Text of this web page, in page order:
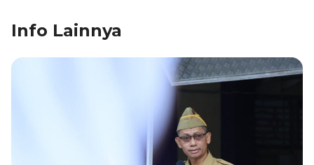
e
b
e
dI A a
m
Info Lainnya